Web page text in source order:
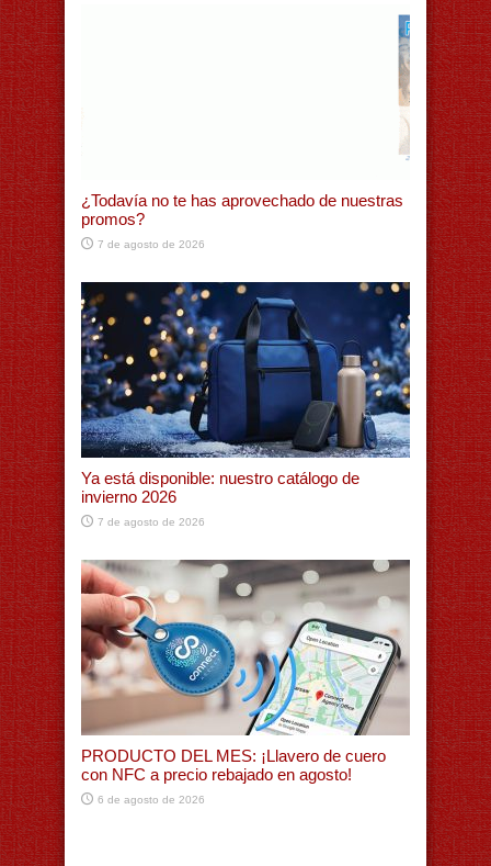
¿Todavía no te has aprovechado de nuestras
promos?
7 de agosto de 2026
Ya está disponible: nuestro catálogo de
invierno 2026
7 de agosto de 2026
PRODUCTO DEL MES: ¡Llavero de cuero
con NFC a precio rebajado en agosto!
6 de agosto de 2026